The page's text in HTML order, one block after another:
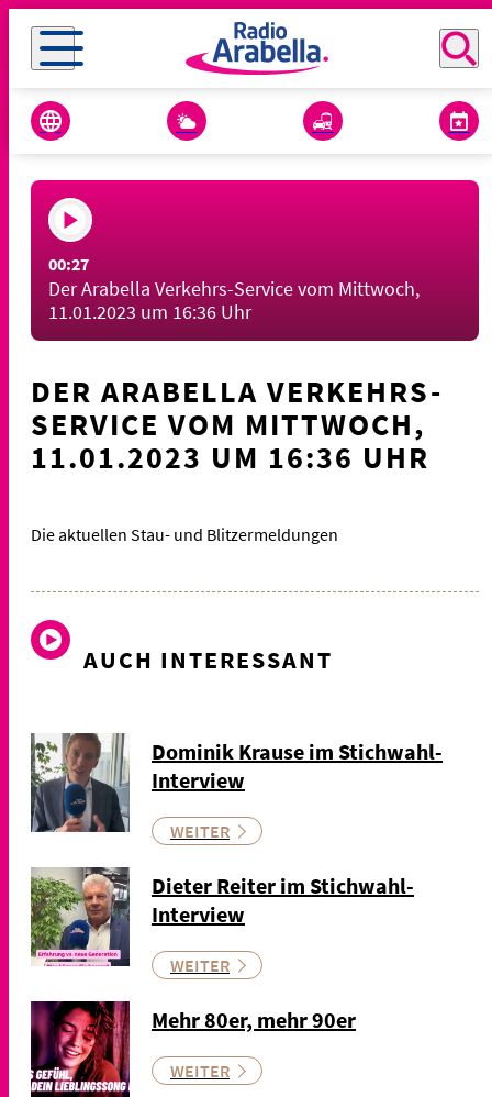
00:27
Der Arabella Verkehrs-Service vom Mittwoch,
11.01.2023 um 16:36 Uhr
DER ARABELLA VERKEHRS-
SERVICE VOM MITTWOCH,
11.01.2023 UM 16:36 UHR
Die aktuellen Stau- und Blitzermeldungen
AUCH INTERESSANT
Dominik Krause im Stichwahl-
Interview
WEITER
Dieter Reiter im Stichwahl-
Interview
WEITER
Mehr 80er, mehr 90er
WEITER